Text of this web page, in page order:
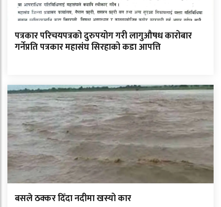
पत्रकार परिचयपत्रको दुरुपयोग गरी लागुऔषध कारोबार
गर्नेप्रति पत्रकार महासंघ सिरहाको कडा आपत्ति
बसले ठक्कर दिँदा नदीमा खस्यो कार